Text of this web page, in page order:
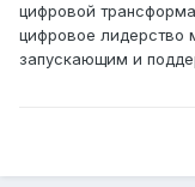
цифровой
цифровое лидерство
запускающим и